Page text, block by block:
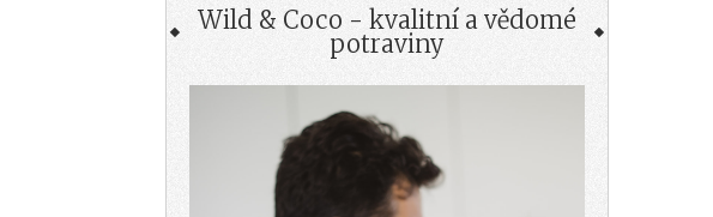
Wild & Coco - kvalitní a vědomé
potraviny